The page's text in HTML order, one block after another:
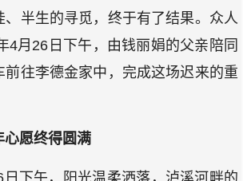
、半生的寻觅，终于有了结果。众人
4月26日下午，由钱丽娟的父亲陪同
前往李德金家中，完成这场迟来的重
心愿终得圆满
日下午，阳光温柔洒落，泸溪河畔的